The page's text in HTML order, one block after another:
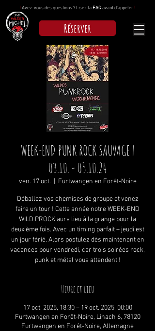
! Avez-vous des questions ? Lisez la FAQavant d'appeler !
Réserver
WEEK-END PUNK ROCK SAUVAGE |
03.10. - 05.10.24
ven. 17 oct. Furtwangen en Forêt-Noire
Déballez vos chemises de groupe et venez
faire un tour ! Cette année notre WEEK-END
WILD PROCK aura lieu à la grange pour la
deuxième fois. Avec un timing parfait – jeudi est
un jour férié. Alors postulez dès maintenant en
vacances pour vendredi, car trois soirées rock,
punk et métal vous attendent !
Heure et lieu
17 oct. 2025, 18:30 – 19 oct. 2025, 00:00
Furtwangen en Forêt-Noire, Linach 6, 78120
Furtwangen en Forêt-Noire, Allemagne